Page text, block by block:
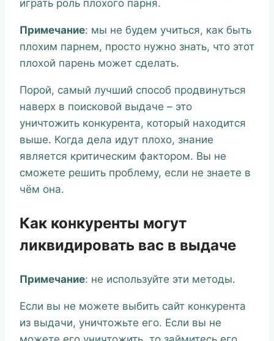
играть роль плохого парня.
Примечание: мы не будем учиться, как быть
плохим парнем, просто нужно знать, что этот
плохой парень может сделать.
Порой, самый лучший способ продвинуться
наверх в поисковой выдаче – это
уничтожить конкурента, который находится
выше. Когда дела идут плохо, знание
является критическим фактором. Вы не
сможете решить проблему, если не знаете в
чём она.
Как конкуренты могут
ликвидировать вас в выдаче
Примечание: не используйте эти методы.
Если вы не можете выбить сайт конкурента
из выдачи, уничтожьте его. Если вы не